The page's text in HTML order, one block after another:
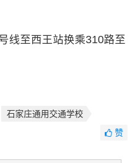
至西王站换乘310路至
石家庄通用交通学校
赞